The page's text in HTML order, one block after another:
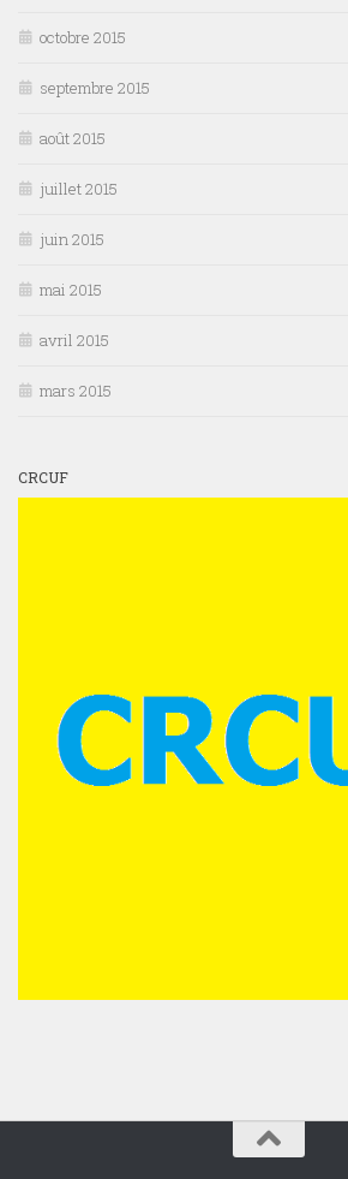
octobre 2015
septembre 2015
août 2015
juillet 2015
juin 2015
mai 2015
avril 2015
mars 2015
CRCUF